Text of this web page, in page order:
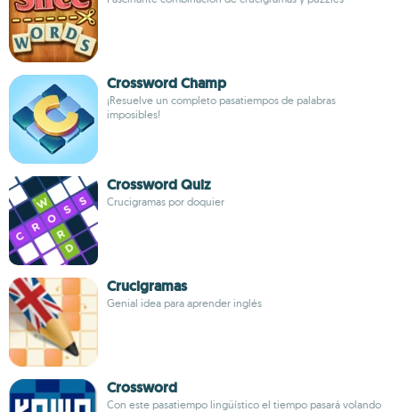
Crossword Champ
¡Resuelve un completo pasatiempos de palabras
imposibles!
Crossword Quiz
Crucigramas por doquier
Crucigramas
Genial idea para aprender inglés
Crossword
Con este pasatiempo lingüístico el tiempo pasará volando